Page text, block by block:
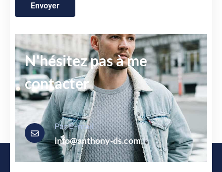
Envoyer
N'hésitez pas à me
contacter
Par E-mail
info@anthony-ds.com